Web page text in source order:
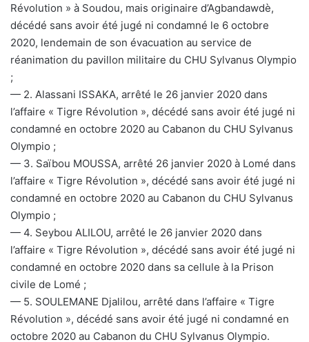
Révolution » à Soudou, mais originaire d’Agbandawdè,
décédé sans avoir été jugé ni condamné le 6 octobre
2020, lendemain de son évacuation au service de
réanimation du pavillon militaire du CHU Sylvanus Olympio
;
— 2. Alassani ISSAKA, arrêté le 26 janvier 2020 dans
l’affaire « Tigre Révolution », décédé sans avoir été jugé ni
condamné en octobre 2020 au Cabanon du CHU Sylvanus
Olympio ;
— 3. Saïbou MOUSSA, arrêté 26 janvier 2020 à Lomé dans
l’affaire « Tigre Révolution », décédé sans avoir été jugé ni
condamné en octobre 2020 au Cabanon du CHU Sylvanus
Olympio ;
— 4. Seybou ALILOU, arrêté le 26 janvier 2020 dans
l’affaire « Tigre Révolution », décédé sans avoir été jugé ni
condamné en octobre 2020 dans sa cellule à la Prison
civile de Lomé ;
— 5. SOULEMANE Djalilou, arrêté dans l’affaire « Tigre
Révolution », décédé sans avoir été jugé ni condamné en
octobre 2020 au Cabanon du CHU Sylvanus Olympio.